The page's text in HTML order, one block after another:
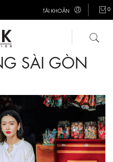
TÀI KHOẢN 0
SÀI GÒN